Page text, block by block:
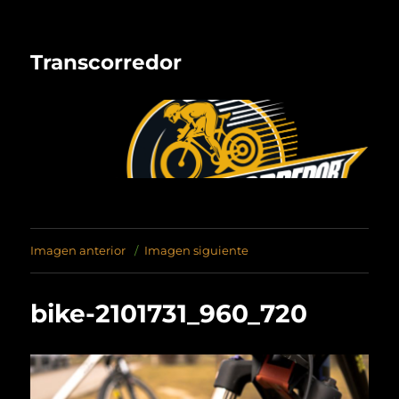
Transcorredor
Imagen anterior Imagen siguiente
bike-2101731_960_720